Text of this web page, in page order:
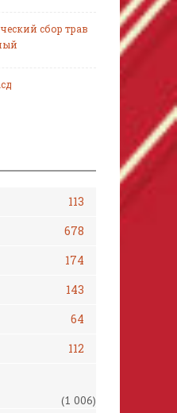
сбор трав
113
678
174
143
64
112
(1 006)